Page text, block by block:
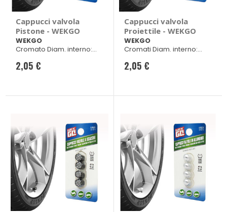
Cappucci valvola
Pistone - WEKGO
WEKGO
Cromato Diam. interno:
2,05 €
Cappucci valvola
Proiettile - WEKGO
WEKGO
Cromati Diam. interno:
2,05 €